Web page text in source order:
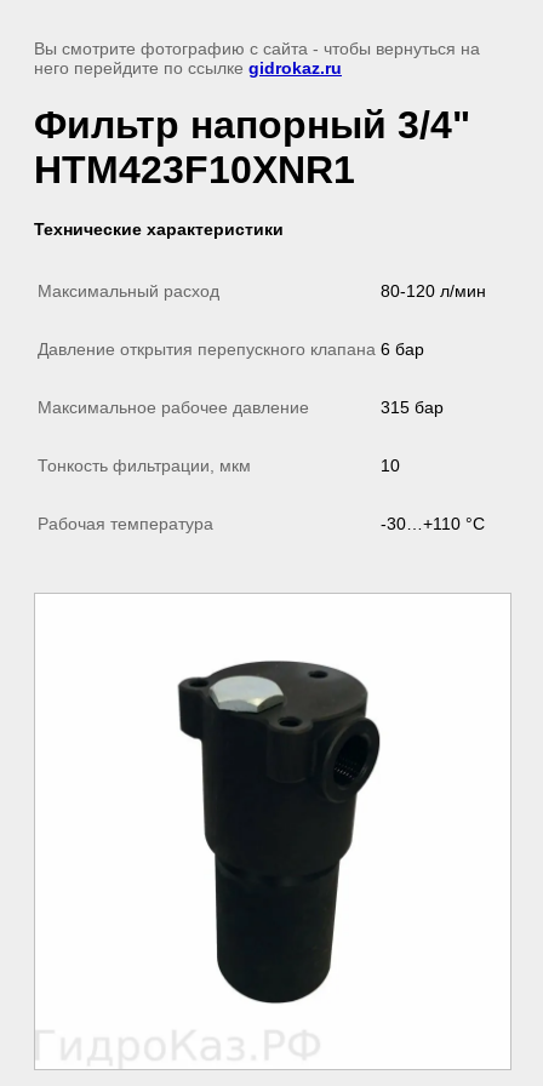
Вы смотрите фотографию с сайта - чтобы вернуться на
него перейдите по ссылке gidrokaz.ru
Фильтр напорный 3/4"
HTM423F10XNR1
Технические характеристики
Максимальный расход 80-120 л/мин
Давление открытия перепускного клапана 6 бар
Максимальное рабочее давление 315 бар
Тонкость фильтрации, мкм 10
Рабочая температура -30…+110 °C